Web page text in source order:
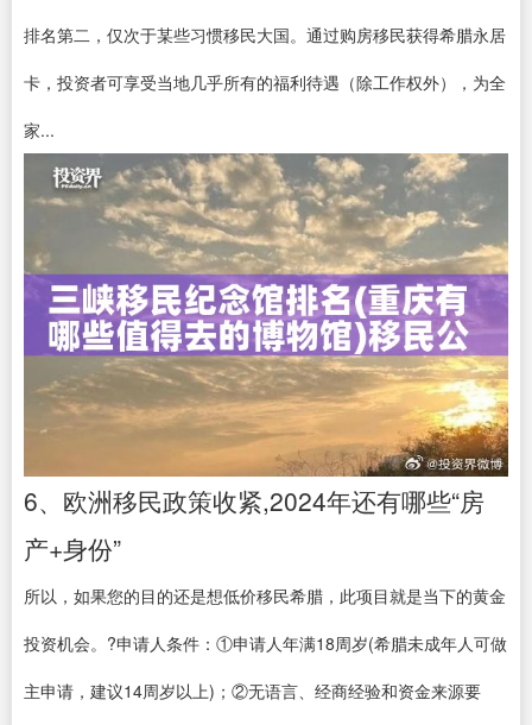
排名第二，仅次于某些习惯移民大国。通过购房移民获得希腊永居
卡，投资者可享受当地几乎所有的福利待遇（除工作权外），为全
家...
6、欧洲移民政策收紧,2024年还有哪些“房
产+身份”
所以，如果您的目的还是想低价移民希腊，此项目就是当下的黄金
投资机会。?申请人条件：①申请人年满18周岁(希腊未成年人可做
主申请，建议14周岁以上)；②无语言、经商经验和资金来源要